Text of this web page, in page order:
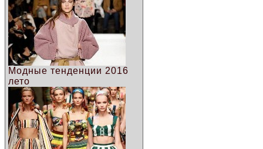
Модные тенденции 2016
лето